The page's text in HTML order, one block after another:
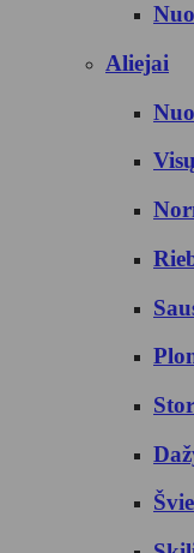
Aliejai